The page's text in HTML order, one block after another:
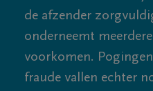
de afzender
onderneemt
voorkomen.
fraude vallen echter